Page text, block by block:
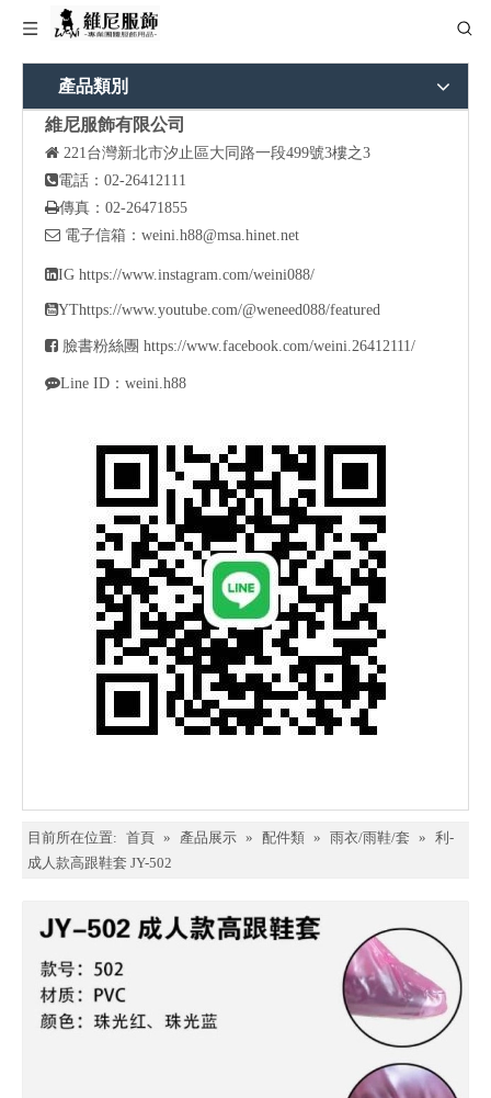
產品類別
維尼服飾有限公司
 221台灣新北市汐止區大同路一段499號3樓之3
電話：02-26412111
傳真：02-26471855
 電子信箱： weini.h88@msa.hinet.net
IG https://www.instagram.com/weini088/
YThttps://www.youtube.com/@weneed088/featured
 臉書粉絲團 https://www.facebook.com/weini.26412111/
Line ID：weini.h88
目前所在位置: 首頁 » 產品展示 » 配件類 » 雨衣/雨鞋/套 » 利-
成人款高跟鞋套 JY-502